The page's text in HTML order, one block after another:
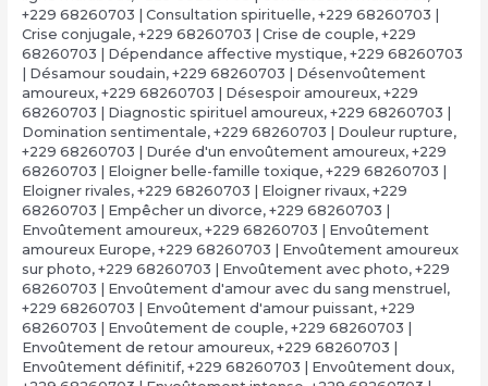
+229 68260703 | Consultation spirituelle, +229 68260703 |
Crise conjugale, +229 68260703 | Crise de couple, +229
68260703 | Dépendance affective mystique, +229 68260703
| Désamour soudain, +229 68260703 | Désenvoûtement
amoureux, +229 68260703 | Désespoir amoureux, +229
68260703 | Diagnostic spirituel amoureux, +229 68260703 |
Domination sentimentale, +229 68260703 | Douleur rupture,
+229 68260703 | Durée d'un envoûtement amoureux, +229
68260703 | Eloigner belle-famille toxique, +229 68260703 |
Eloigner rivales, +229 68260703 | Eloigner rivaux, +229
68260703 | Empêcher un divorce, +229 68260703 |
Envoûtement amoureux, +229 68260703 | Envoûtement
amoureux Europe, +229 68260703 | Envoûtement amoureux
sur photo, +229 68260703 | Envoûtement avec photo, +229
68260703 | Envoûtement d'amour avec du sang menstruel ,
+229 68260703 | Envoûtement d'amour puissant, +229
68260703 | Envoûtement de couple, +229 68260703 |
Envoûtement de retour amoureux, +229 68260703 |
Envoûtement définitif, +229 68260703 | Envoûtement doux,